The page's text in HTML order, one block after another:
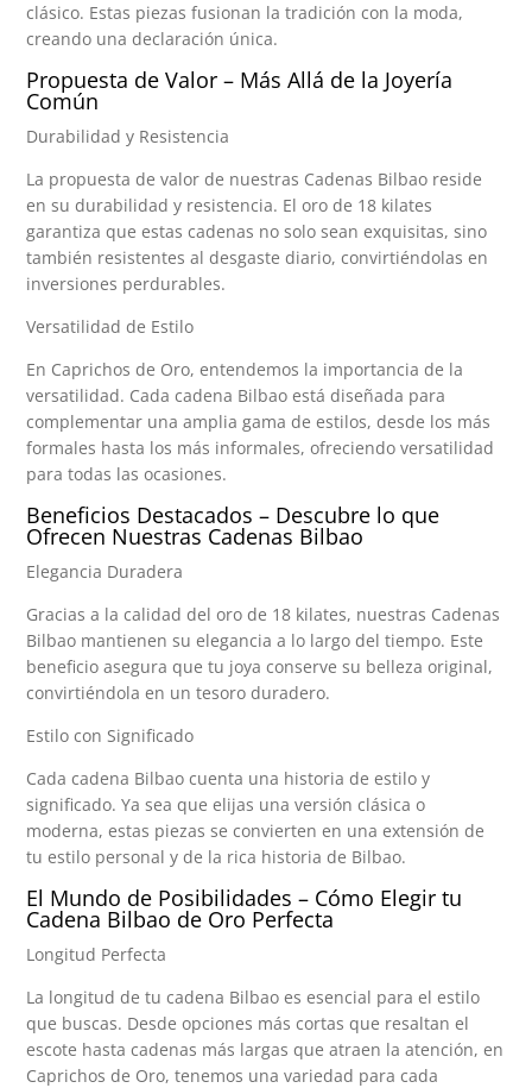
clásico. Estas piezas fusionan la tradición con la moda,
creando una declaración única.
Propuesta de Valor – Más Allá de la Joyería
Común
Durabilidad y Resistencia
La propuesta de valor de nuestras Cadenas Bilbao reside
en su durabilidad y resistencia. El oro de 18 kilates
garantiza que estas cadenas no solo sean exquisitas, sino
también resistentes al desgaste diario, convirtiéndolas en
inversiones perdurables.
Versatilidad de Estilo
En Caprichos de Oro, entendemos la importancia de la
versatilidad. Cada cadena Bilbao está diseñada para
complementar una amplia gama de estilos, desde los más
formales hasta los más informales, ofreciendo versatilidad
para todas las ocasiones.
Beneficios Destacados – Descubre lo que
Ofrecen Nuestras Cadenas Bilbao
Elegancia Duradera
Gracias a la calidad del oro de 18 kilates, nuestras Cadenas
Bilbao mantienen su elegancia a lo largo del tiempo. Este
beneficio asegura que tu joya conserve su belleza original,
convirtiéndola en un tesoro duradero.
Estilo con Significado
Cada cadena Bilbao cuenta una historia de estilo y
significado. Ya sea que elijas una versión clásica o
moderna, estas piezas se convierten en una extensión de
tu estilo personal y de la rica historia de Bilbao.
El Mundo de Posibilidades – Cómo Elegir tu
Cadena Bilbao de Oro Perfecta
Longitud Perfecta
La longitud de tu cadena Bilbao es esencial para el estilo
que buscas. Desde opciones más cortas que resaltan el
escote hasta cadenas más largas que atraen la atención, en
Caprichos de Oro, tenemos una variedad para cada